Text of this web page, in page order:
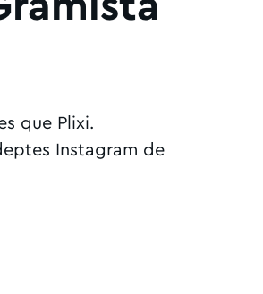
que Plixi.
Instagram de